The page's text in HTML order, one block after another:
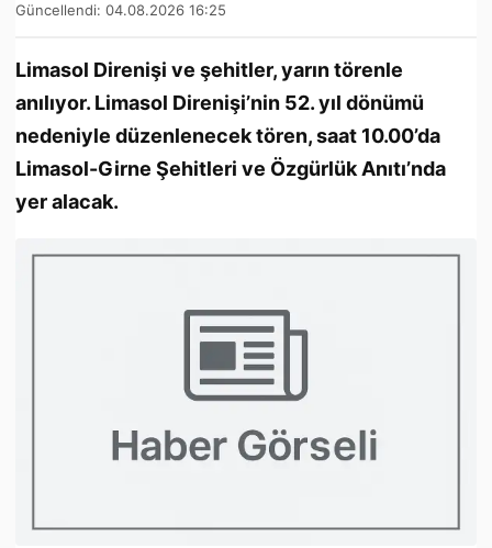
Güncellendi: 04.08.2026 16:25
Limasol Direnişi ve şehitler, yarın törenle
anılıyor. Limasol Direnişi’nin 52. yıl dönümü
nedeniyle düzenlenecek tören, saat 10.00’da
Limasol-Girne Şehitleri ve Özgürlük Anıtı’nda
yer alacak.